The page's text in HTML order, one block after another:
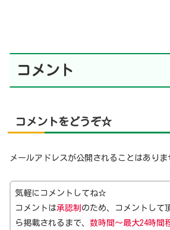
コメント
コメントをどうぞ☆
メールアドレスが公開されることはありま
気軽にコメントしてね☆
コメントは承認制 のため、コメントして
ら掲載されるまで、 数時間～最大24時間